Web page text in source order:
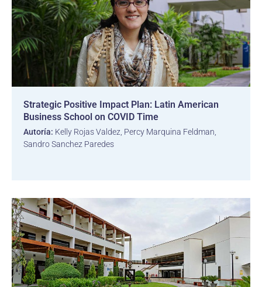
Strategic Positive Impact Plan: Latin American
Business School on COVID Time
Autoría: Kelly Rojas Valdez, Percy Marquina Feldman,
Sandro Sanchez Paredes